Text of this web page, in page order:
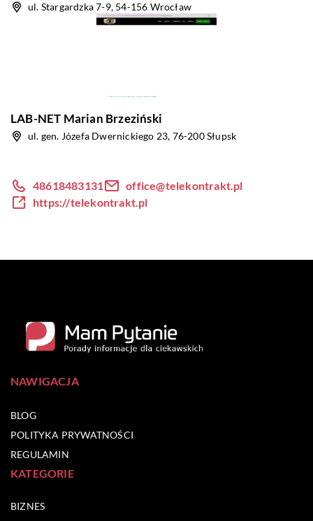
ul. Stargardzka 7-9, 54-156 Wrocław
LAB-NET Marian Brzeziński
ul. gen. Józefa Dwernickiego 23, 76-200 Słupsk
48618483131
office@telekontrakt.pl
https://telekontrakt.pl
NAWIGACJA
BLOG
POLITYKA PRYWATNOŚCI
REGULAMIN
KATEGORIE
BIZNES